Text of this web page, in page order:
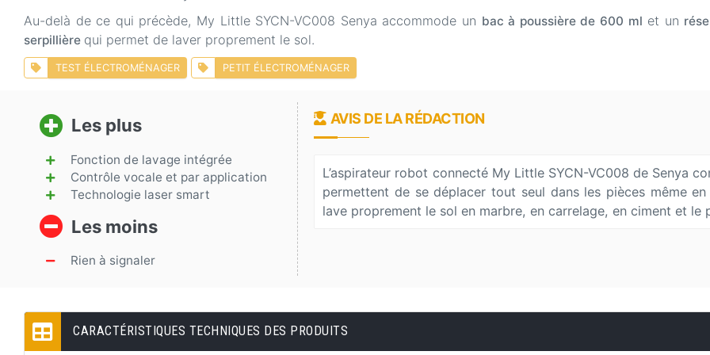
Au-delà de ce qui précède, My Little SYCN-VC008 Senya accommode un bac à poussière de 600 ml et un
serpillière qui permet de laver proprement le sol.
TEST ÉLECTROMÉNAGER PETIT ÉLECTROMÉNAGER
Les plus
Fonction de lavage intégrée
Contrôle vocale et par application
Technologie laser smart
Les moins
Rien à signaler
AVIS DE LA RÉDACTION
L’aspirateur robot connecté My Little SYCN-VC008 de Senya
permettent de se déplacer tout seul dans les pièces même
lave proprement le sol en marbre, en carrelage, en ciment et
CARACTÉRISTIQUES TECHNIQUES DES PRODUITS